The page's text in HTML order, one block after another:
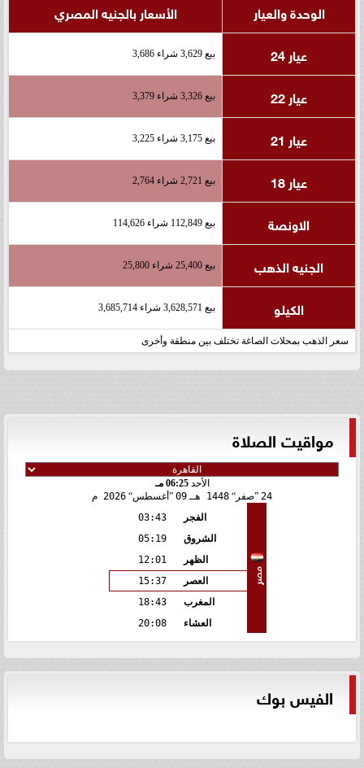
الوحدة والعيار
الأسعار بالجنيه المصري
عيار 24
بيع 3,629 شراء 3,686
عيار 22 بيع 3,326 شراء 3,379
عيار 21 بيع 3,175 شراء 3,225
عيار 18 بيع 2,721 شراء 2,764
الاونصة بيع 112,849 شراء 114,626
الجنيه الذهب بيع 25,400 شراء 25,800
الكيلو بيع 3,628,571 شراء 3,685,714
سعر الذهب بمحلات الصاغة تختلف بين منطقة وأخرى
مواقيت الصلاة
الأحد06:25 مـ
24 صفر 1448 هـ 09 أغسطس 2026 م
مصر
الفجر
03:43
الشروق
05:19
الظهر
12:01
العصر
15:37
المغرب
18:43
العشاء
20:08
الفيس بوك